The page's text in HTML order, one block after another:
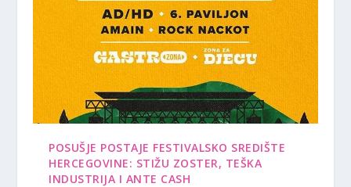
POSUŠJE POSTAJE FESTIVALSKO SREDIŠTE
HERCEGOVINE: STIŽU ZOSTER, TEŠKA
INDUSTRIJA I ANTE CASH